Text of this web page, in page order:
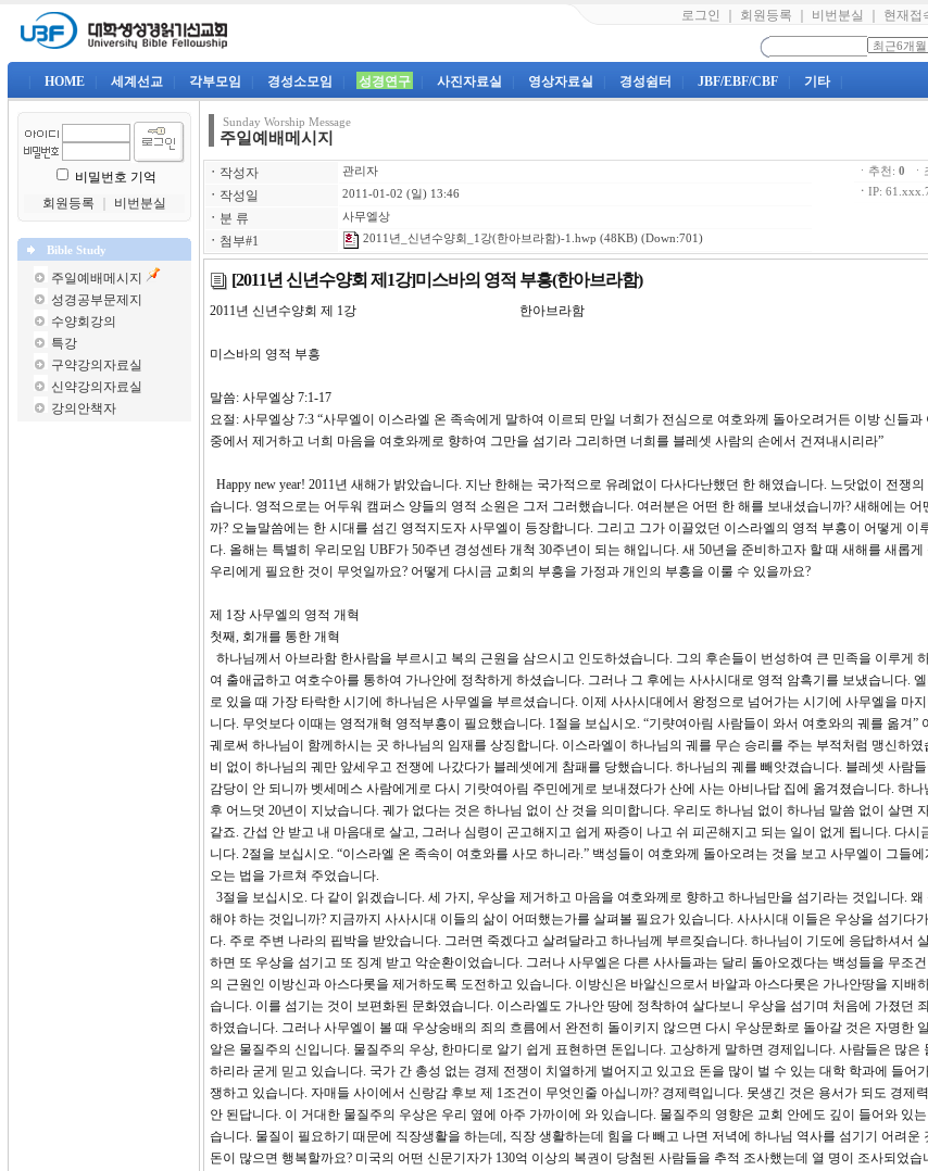
로그인 회원등록 비번분실 현재접
HOME 세계선교 각부모임 경성소모임 성경연구 사진자료실 영상자료실 경성쉼터 JBF/EBF/CBF 기타
비밀번호 기억
회원등록
비번분실
Bible Study
주일예배메시지
성경공부문제지
수양회강의
특강
구약강의자료실
신약강의자료실
강의안책자
Sunday Worship Message
주일예배메시지
ㆍ 작성자 관리자
ㆍ 작성일 2011-01-02 (일) 13:46
ㆍ 분 류 사무엘상
ㆍ 첨부#1 2011년_신년수양회_1강(한아브라함)-1.hwp (48KB) (Down:701)
ㆍ추천: 0 ㆍ
ㆍ IP:
[2011년 신년수양회 제1강]미스바의 영적 부흥(한아브라함)
2011년 신년수양회 제 1강 한아브라함
미스바의 영적 부흥
말씀: 사무엘상 7:1-17
요절: 사무엘상 7:3 “사무엘이 이스라엘 온 족속에게 말하여 이르되 만일 너희가 전심으로 여호와께 돌아오려거든 이방 신들과
중에서 제거하고 너희 마음을 여호와께로 향하여 그만을 섬기라 그리하면 너희를 블레셋 사람의 손에서 건져내시리라”
Happy new year! 2011년 새해가 밝았습니다. 지난 한해는 국가적으로 유례없이 다사다난했던 한 해였습니다. 느닷없이 전쟁
습니다. 영적으로는 어두워 캠퍼스 양들의 영적 소원은 그저 그러했습니다. 여러분은 어떤 한 해를 보내셨습니까? 새해에는 어
까? 오늘말씀에는 한 시대를 섬긴 영적지도자 사무엘이 등장합니다. 그리고 그가 이끌었던 이스라엘의 영적 부흥이 어떻게 이
다. 올해는 특별히 우리모임 UBF가 50주년 경성센타 개척 30주년이 되는 해입니다. 새 50년을 준비하고자 할 때 새해를 새롭게
우리에게 필요한 것이 무엇일까요? 어떻게 다시금 교회의 부흥을 가정과 개인의 부흥을 이룰 수 있을까요?
제 1장 사무엘의 영적 개혁
첫째, 회개를 통한 개혁
하나님께서 아브라함 한사람을 부르시고 복의 근원을 삼으시고 인도하셨습니다. 그의 후손들이 번성하여 큰 민족을 이루게
여 출애굽하고 여호수아를 통하여 가나안에 정착하게 하셨습니다. 그러나 그 후에는 사사시대로 영적 암흑기를 보냈습니다.
로 있을 때 가장 타락한 시기에 하나님은 사무엘을 부르셨습니다. 이제 사사시대에서 왕정으로 넘어가는 시기에 사무엘을 마
니다. 무엇보다 이때는 영적개혁 영적부흥이 필요했습니다. 1절을 보십시오. “기럇여아림 사람들이 와서 여호와의 궤를 옮겨”
궤로써 하나님이 함께하시는 곳 하나님의 임재를 상징합니다. 이스라엘이 하나님의 궤를 무슨 승리를 주는 부적처럼 맹신하였
비 없이 하나님의 궤만 앞세우고 전쟁에 나갔다가 블레셋에게 참패를 당했습니다. 하나님의 궤를 빼앗겼습니다. 블레셋 사람
감당이 안 되니까 벳세메스 사람에게로 다시 기랏여아림 주민에게로 보내졌다가 산에 사는 아비나답 집에 옮겨졌습니다. 하나
후 어느덧 20년이 지났습니다. 궤가 없다는 것은 하나님 없이 산 것을 의미합니다. 우리도 하나님 없이 하나님 말씀 없이 살면
같죠. 간섭 안 받고 내 마음대로 살고, 그러나 심령이 곤고해지고 쉽게 짜증이 나고 쉬 피곤해지고 되는 일이 없게 됩니다. 다시
니다. 2절을 보십시오. “이스라엘 온 족속이 여호와를 사모 하니라.” 백성들이 여호와께 돌아오려는 것을 보고 사무엘이 그들
오는 법을 가르쳐 주었습니다.
3절을 보십시오. 다 같이 읽겠습니다. 세 가지, 우상을 제거하고 마음을 여호와께로 향하고 하나님만을 섬기라는 것입니다. 왜
해야 하는 것입니까? 지금까지 사사시대 이들의 삶이 어떠했는가를 살펴볼 필요가 있습니다. 사사시대 이들은 우상을 섬기다
다. 주로 주변 나라의 핍박을 받았습니다. 그러면 죽겠다고 살려달라고 하나님께 부르짖습니다. 하나님이 기도에 응답하셔서
하면 또 우상을 섬기고 또 징계 받고 악순환이었습니다. 그러나 사무엘은 다른 사사들과는 달리 돌아오겠다는 백성들을 무조
의 근원인 이방신과 아스다롯을 제거하도록 도전하고 있습니다. 이방신은 바알신으로서 바알과 아스다롯은 가나안땅을 지배
습니다. 이를 섬기는 것이 보편화된 문화였습니다. 이스라엘도 가나안 땅에 정착하여 살다보니 우상을 섬기며 처음에 가졌던
하였습니다. 그러나 사무엘이 볼 때 우상숭배의 죄의 흐름에서 완전히 돌이키지 않으면 다시 우상문화로 돌아갈 것은 자명한
알은 물질주의 신입니다. 물질주의 우상, 한마디로 알기 쉽게 표현하면 돈입니다. 고상하게 말하면 경제입니다. 사람들은 많은
하리라 굳게 믿고 있습니다. 국가 간 총성 없는 경제 전쟁이 치열하게 벌어지고 있고요 돈을 많이 벌 수 있는 대학 학과에 들어
쟁하고 있습니다. 자매들 사이에서 신랑감 후보 제 1조건이 무엇인줄 아십니까? 경제력입니다. 못생긴 것은 용서가 되도 경제
안 된답니다. 이 거대한 물질주의 우상은 우리 옆에 아주 가까이에 와 있습니다. 물질주의 영향은 교회 안에도 깊이 들어와 있
습니다. 물질이 필요하기 때문에 직장생활을 하는데, 직장 생활하는데 힘을 다 빼고 나면 저녁에 하나님 역사를 섬기기 어려운
돈이 많으면 행복할까요? 미국의 어떤 신문기자가 130억 이상의 복권이 당첨된 사람들을 추적 조사했는데 열 명이 조사되었습